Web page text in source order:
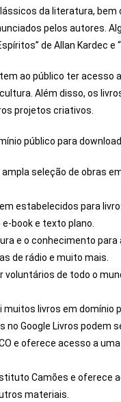
da literatura,
pelos autores.
de Allan Kardec
ao público ter acesso
Além disso, os
projetos criativos.
público para
seleção de obras
estabelecidos para
book e texto plano.
e o conhecimento
de rádio e muito mais.
de todo o
muitos livros em
Google Livros podem
e oferece acesso a
Camões e oferece
materiais.